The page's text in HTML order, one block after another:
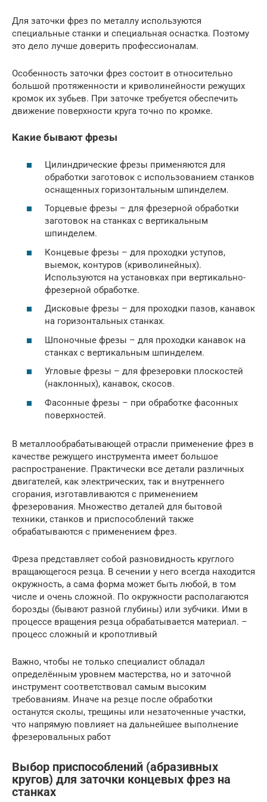
Для заточки фрез по металлу используются
специальные станки и специальная оснастка. Поэтому
это дело лучше доверить профессионалам.
Особенность заточки фрез состоит в относительно
большой протяженности и криволинейности режущих
кромок их зубьев. При заточке требуется обеспечить
движение поверхности круга точно по кромке.
Какие бывают фрезы
Цилиндрические фрезы применяются для
обработки заготовок с использованием станков
оснащенных горизонтальным шпинделем.
Торцевые фрезы – для фрезерной обработки
заготовок на станках с вертикальным
шпинделем.
Концевые фрезы – для проходки уступов,
выемок, контуров (криволинейных).
Используются на установках при вертикально-
фрезерной обработке.
Дисковые фрезы – для проходки пазов, канавок
на горизонтальных станках.
Шпоночные фрезы – для проходки канавок на
станках с вертикальным шпинделем.
Угловые фрезы – для фрезеровки плоскостей
(наклонных), канавок, скосов.
Фасонные фрезы – при обработке фасонных
поверхностей.
В металлообрабатывающей отрасли применение фрез в
качестве режущего инструмента имеет большое
распространение. Практически все детали различных
двигателей, как электрических, так и внутреннего
сгорания, изготавливаются с применением
фрезерования. Множество деталей для бытовой
техники, станков и приспособлений также
обрабатываются с применением фрез.
Фреза представляет собой разновидность круглого
вращающегося резца. В сечении у него всегда находится
окружность, а сама форма может быть любой, в том
числе и очень сложной. По окружности располагаются
борозды (бывают разной глубины) или зубчики. Ими в
процессе вращения резца обрабатывается материал. –
процесс сложный и кропотливый
Важно, чтобы не только специалист обладал
определённым уровнем мастерства, но и заточной
инструмент соответствовал самым высоким
требованиям. Иначе на резце после обработки
останутся сколы, трещины или незаточенные участки,
что напрямую повлияет на дальнейшее выполнение
фрезеровальных работ
Выбор приспособлений (абразивных
кругов) для заточки концевых фрез на
станках